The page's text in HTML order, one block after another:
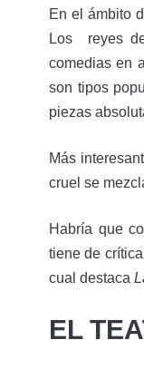
En el ámbito
Los reyes
comedias en
son tipos
piezas
Más
cruel se
Habría que
tiene de
cual destaca
EL